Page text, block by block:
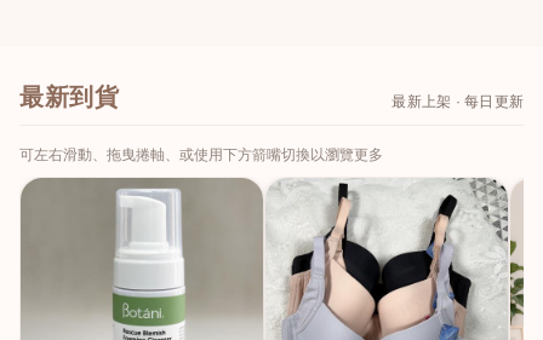
最新到貨 最新上架 · 每日更新
可左右滑動、拖曳捲軸、或使用下方箭嘴切換以瀏覽更多